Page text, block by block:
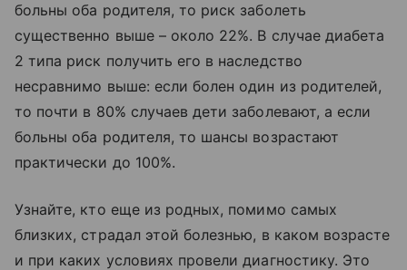
больны оба родителя, то риск заболеть
существенно выше – около 22%. В случае диабета
2 типа риск получить его в наследство
несравнимо выше: если болен один из родителей,
то почти в 80% случаев дети заболевают, а если
больны оба родителя, то шансы возрастают
практически до 100%.
Узнайте, кто еще из родных, помимо самых
близких, страдал этой болезнью, в каком возрасте
и при каких условиях провели диагностику. Это